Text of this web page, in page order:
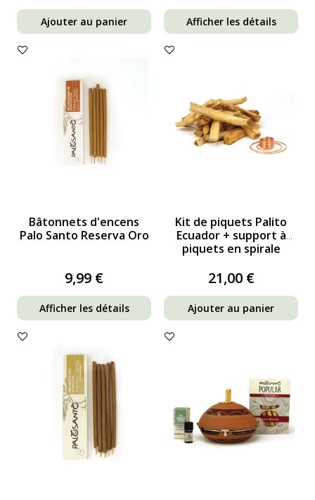
Ajouter au panier Afficher les détails
Bâtonnets d'encens
Palo Santo Reserva Oro
9,99 €
Afficher les détails
Kit de piquets Palito
Ecuador + support à
piquets en spirale
21,00 €
Ajouter au panier